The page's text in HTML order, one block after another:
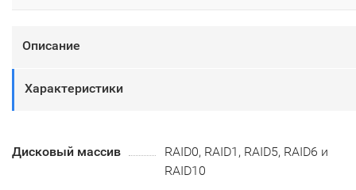
Описание
Характеристики
Дисковый массив
RAID0, RAID1, RAID5, RAID6 и
RAID10